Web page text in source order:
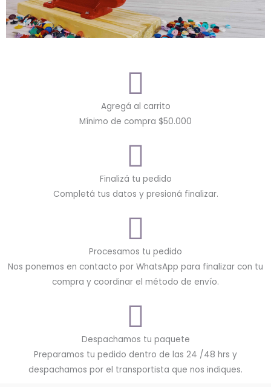
Agregá al carrito
Mínimo de compra $50.000
Finalizá tu pedido
Completá tus datos y presioná finalizar.
Procesamos tu pedido
Nos ponemos en contacto por WhatsApp para finalizar con tu
compra y coordinar el método de envío.
Despachamos tu paquete
Preparamos tu pedido dentro de las 24 /48 hrs y
despachamos por el transportista que nos indiques.